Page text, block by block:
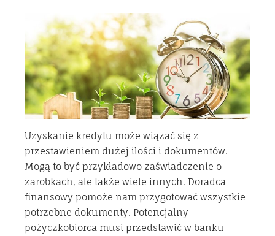
Uzyskanie kredytu może wiązać się z
przestawieniem dużej ilości i dokumentów.
Mogą to być przykładowo zaświadczenie o
zarobkach, ale także wiele innych. Doradca
finansowy pomoże nam przygotować wszystkie
potrzebne dokumenty. Potencjalny
pożyczkobiorca musi przedstawić w banku